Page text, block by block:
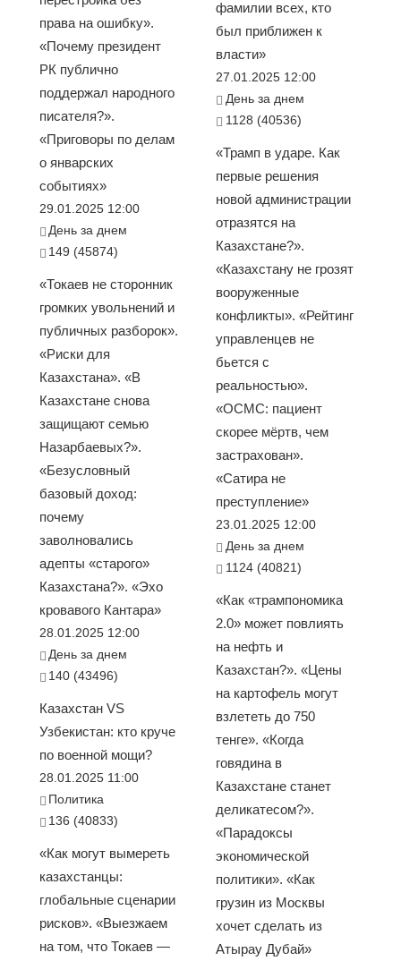
права на ошибку».
«Почему президент
РК публично
поддержал народного
писателя?».
«Приговоры по делам
о январских
событиях»
29.01.2025 12:00
День за днем
149 (45874)
«Токаев не сторонник
громких увольнений и
публичных разборок».
«Риски для
Казахстана». «В
Казахстане снова
защищают семью
Назарбаевых?».
«Безусловный
базовый доход:
почему
заволновались
адепты «старого»
Казахстана?». «Эхо
кровавого Кантара»
28.01.2025 12:00
День за днем
140 (43496)
Казахстан VS
Узбекистан: кто круче
по военной мощи?
28.01.2025 11:00
Политика
136 (40833)
«Как могут вымереть
казахстанцы:
глобальные сценарии
рисков». «Выезжаем
на том, что Токаев —
фамилии всех, кто
был приближен к
власти»
27.01.2025 12:00
День за днем
1128 (40536)
«Трамп в ударе. Как
первые решения
новой администрации
отразятся на
Казахстане?».
«Казахстану не грозят
вооруженные
конфликты». «Рейтинг
управленцев не
бьется с
реальностью».
«ОСМС: пациент
скорее мёртв, чем
застрахован».
«Сатира не
преступление»
23.01.2025 12:00
День за днем
1124 (40821)
«Как «трампономика
2.0» может повлиять
на нефть и
Казахстан?». «Цены
на картофель могут
взлететь до 750
тенге». «Когда
говядина в
Казахстане станет
деликатесом?».
«Парадоксы
экономической
политики». «Как
грузин из Москвы
хочет сделать из
Атырау Дубай»